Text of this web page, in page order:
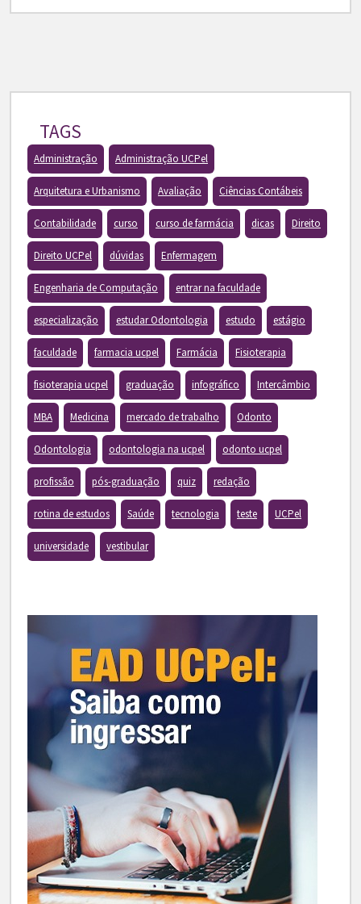
TAGS
Administração Administração UCPel
Arquitetura e Urbanismo Avaliação Ciências Contábeis
Contabilidade curso curso de farmácia dicas Direito
Direito UCPel dúvidas Enfermagem
Engenharia de Computação entrar na faculdade
especialização estudar Odontologia estudo estágio
faculdade farmacia ucpel Farmácia Fisioterapia
fisioterapia ucpel graduação infográfico Intercâmbio
MBA Medicina mercado de trabalho Odonto
Odontologia odontologia na ucpel odonto ucpel
profissão pós-graduação quiz redação
rotina de estudos Saúde tecnologia teste UCPel
universidade vestibular